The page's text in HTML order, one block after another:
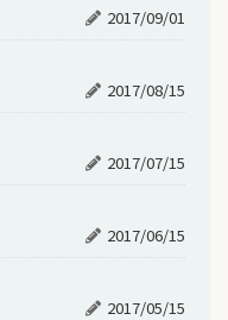
2017/09/01
2017/08/15
2017/07/15
2017/06/15
2017/05/15